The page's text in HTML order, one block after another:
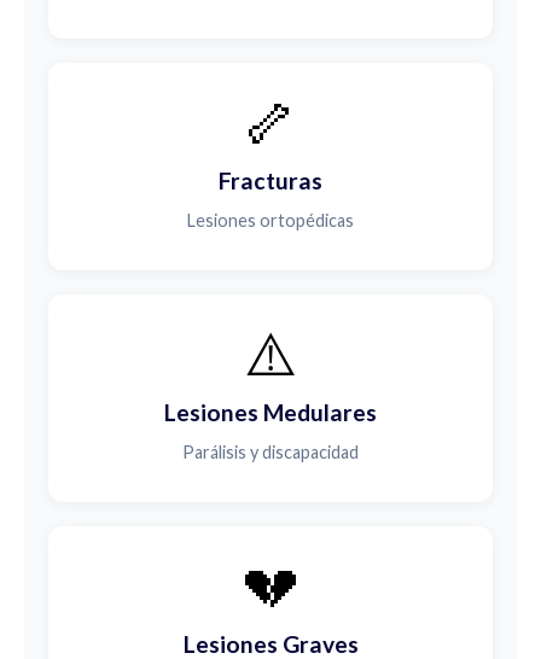
🦴
Fracturas
Lesiones ortopédicas
⚠️
Lesiones Medulares
Parálisis y discapacidad
💔
Lesiones Graves